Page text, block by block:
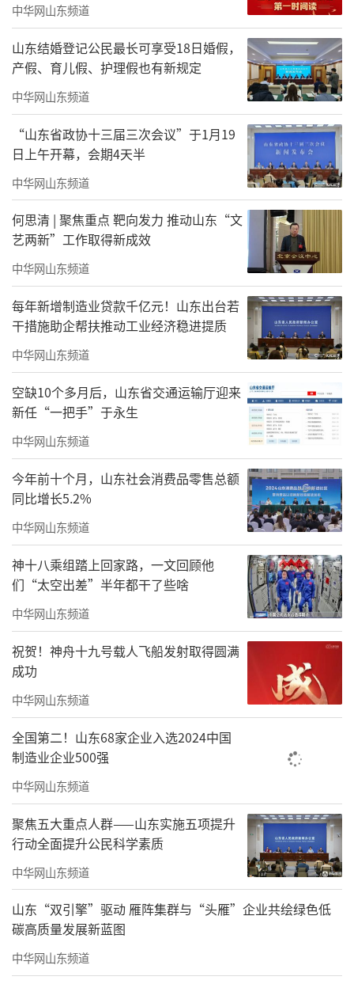
美”，追求一种介于美丑之间的“品”与格
调。作品表面看似随意甚至“破败”，实则蕴
含浓厚的文人气质和难以言说的韵味——破败荒
率，不拘一格，注重点画的“意趣”，偏好枯
寂、稚拙、野逸的线条，行笔中“控制不住的
拧巴劲儿”。而大字作品常呈现“不衫不履，
粗服乱头”之态，笔力雄强浑厚、形态宽博，
融合了碑学的雄强与帖学的流畅，整体结字奇
诡，萧疏散淡，充满即兴的诗意。
于明诠先生认为书法必须包含“笔墨之
形”与“文字之义”，文字内容在塑造境界时
不可或缺。他也因此主张“像写诗一样写
字”，将诗歌的意象与情感律动融入笔墨，并
实践“情境书写”，将创作置于自然与文化语
境中。近年来曾先后举办融合书法与人文思考
的艺术展览“春天的花园——于明诠情境书写
展”“云泥共砚——于明诠作品展”等。于明诠
先生将书法视为一种“修心”的过程。他不是
在单纯地写字，而是在借书法“折腾自己的精
神灵魂”，对抗惯性，追求一种高妙的生命境
界。作为诗人与戏迷，于明诠先生的作品文气
十足，自作诗或联语的内容极具当代感，将京
剧的韵味化入书法，甚至将戏词入印，使其作
品充满独特的“戏”味与悠长的余韵。“修辞
立其诚”，说话做事、写字做文都是在“修
辞”，书法家用手中的笔墨说出自己富有真实
情感的真心话，这是一种内心艺术世界的独
白，是需要长期的修、养，沉淀与表达，是一
个进无止境的过程。
此次展览落地佛山，因缘际会于三年前，
于明诠先生应邀参加了我馆组织策划的“文以
载道——第一届当代全国书画名家学术邀请
展”活动，由于身体原因未能亲临现场，我们
一直想邀请于明诠先生来佛山做一场个人展
览，为佛山文化艺术界传经送宝，让大家在家
文化重镇的佛山，文脉源远流长，欣喜于明诠
中华网山东频道
山东结婚登记公民最长可享受18日婚假，
产假、育儿假、护理假也有新规定
中华网山东频道
“山东省政协十三届三次会议”于1月19
日上午开幕，会期4天半
中华网山东频道
何思清 | 聚焦重点 靶向发力 推动山东“文
艺两新”工作取得新成效
中华网山东频道
每年新增制造业贷款千亿元！山东出台若
干措施助企帮扶推动工业经济稳进提质
中华网山东频道
空缺10个多月后，山东省交通运输厅迎来
新任“一把手”于永生
中华网山东频道
今年前十个月，山东社会消费品零售总额
同比增长5.2%
中华网山东频道
神十八乘组踏上回家路，一文回顾他
们“太空出差”半年都干了些啥
中华网山东频道
祝贺！神舟十九号载人飞船发射取得圆满
成功
中华网山东频道
全国第二！山东68家企业入选2024中国
制造业企业500强
中华网山东频道
聚焦五大重点人群——山东实施五项提升
行动全面提升公民科学素质
中华网山东频道
山东“双引擎”驱动 雁阵集群与“头雁”企业共绘绿色低
碳高质量发展新蓝图
中华网山东频道